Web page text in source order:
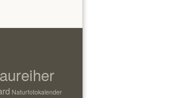
Naturfotokalender